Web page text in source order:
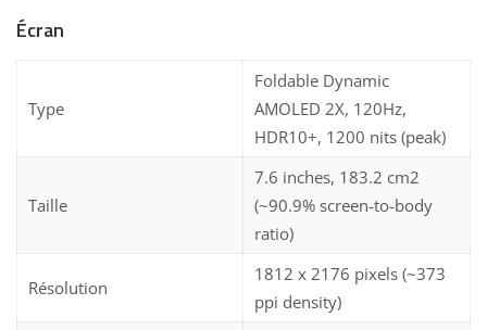
Écran
Type
Foldable Dynamic
AMOLED 2X, 120Hz,
HDR10+, 1200 nits (peak)
Taille
7.6 inches, 183.2 cm2
(~90.9% screen-to-body
ratio)
Résolution
1812 x 2176 pixels (~373
ppi density)